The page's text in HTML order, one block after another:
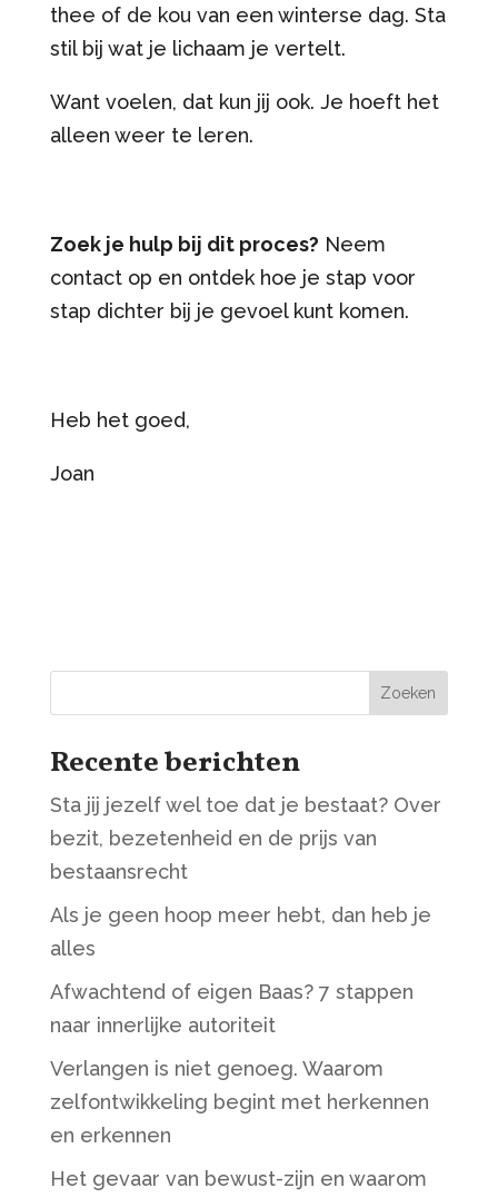
thee of de kou van een winterse dag. Sta
stil bij wat je lichaam je vertelt.
Want voelen, dat kun jij ook. Je hoeft het
alleen weer te leren.
Zoek je hulp bij dit proces? Neem
contact op en ontdek hoe je stap voor
stap dichter bij je gevoel kunt komen.
Heb het goed,
Joan
Zoeken
Recente berichten
Sta jij jezelf wel toe dat je bestaat? Over
bezit, bezetenheid en de prijs van
bestaansrecht
Als je geen hoop meer hebt, dan heb je
alles
Afwachtend of eigen Baas? 7 stappen
naar innerlijke autoriteit
Verlangen is niet genoeg. Waarom
zelfontwikkeling begint met herkennen
en erkennen
Het gevaar van bewust-zijn en waarom